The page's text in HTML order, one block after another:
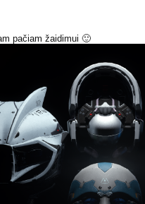
pačiam žaidimui 🙂